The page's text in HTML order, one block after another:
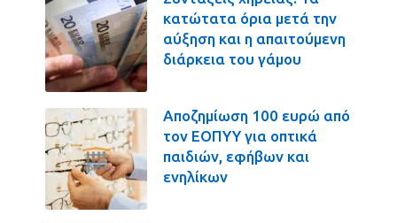
κατώτατα όρια μετά την
αύξηση και η απαιτούμενη
διάρκεια του γάμου
Αποζημίωση 100 ευρώ από
τον ΕΟΠΥΥ για οπτικά
παιδιών, εφήβων και
ενηλίκων